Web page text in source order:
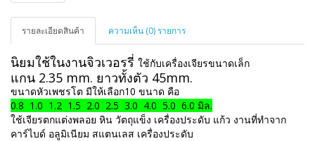
รายละเอียดสินค้า ความเห็น (0) รายการ
นิยมใช้ในงานจิวเวอรรี่ ใช้กับเครื่องเจียรขนาดเล็ก
แกน 2.35 mm. ยาวทั้งตัว 45mm.
ขนาดหัวเพชรโต มีให้เลือก10 ขนาด คือ
0.8 1.0 1.2 1.5 2.0 2.5 3.0 4.0 5.0 6.0 มิล.
ใช้เจียรตกแต่งพลอย หิน วัตถุแข็ง เครื่องประดับ แก้ว งานที่ทำจาก
คาร์ไบด์ อลูมิเนียม สแตนเลส เครื่องประดับ